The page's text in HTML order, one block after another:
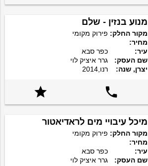
מנוע בנזין - שלם
מקור החלק: פירוק מקומי
מחיר:
עיר:
כפר סבא
שם העסק:
גרר איציק לוי
יצרן, שנה:
רנו,2014


מיכל עיבויי מים לראדיאטור
מקור החלק: פירוק מקומי
מחיר:
עיר:
כפר סבא
שם העסק:
גרר איציק לוי